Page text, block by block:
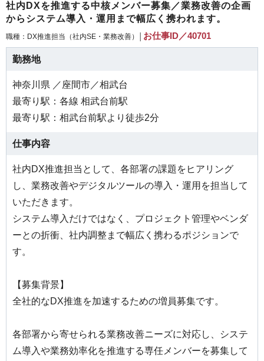
社内DXを推進する中核メンバー募集／業務改善の企画
からシステム導入・運用まで幅広く携われます。
職種：DX推進担当（社内SE・業務改善）│ お仕事ID／40701
勤務地
神奈川県 ／座間市／相武台
最寄り駅：各線 相武台前駅
最寄り駅：相武台前駅より徒歩2分
仕事内容
社内DX推進担当として、各部署の課題をヒアリング
し、業務改善やデジタルツールの導入・運用を担当して
いただきます。
システム導入だけではなく、プロジェクト管理やベンダ
ーとの折衝、社内調整まで幅広く携わるポジションで
す。
【募集背景】
全社的なDX推進を加速するための増員募集です。
各部署から寄せられる業務改善ニーズに対応し、システ
ム導入や業務効率化を推進する専任メンバーを募集して